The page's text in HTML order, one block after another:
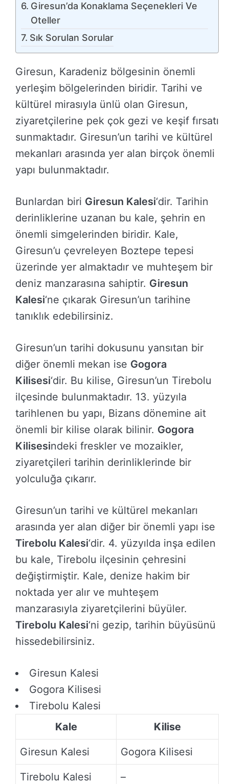
Giresun’da Konaklama Seçenekleri Ve
Oteller
Sık Sorulan Sorular
Giresun, Karadeniz bölgesinin önemli
yerleşim bölgelerinden biridir. Tarihi ve
kültürel mirasıyla ünlü olan Giresun,
ziyaretçilerine pek çok gezi ve keşif fırsatı
sunmaktadır. Giresun’un tarihi ve kültürel
mekanları arasında yer alan birçok önemli
yapı bulunmaktadır.
Bunlardan biri Giresun Kalesi‘dir. Tarihin
derinliklerine uzanan bu kale, şehrin en
önemli simgelerinden biridir. Kale,
Giresun’u çevreleyen Boztepe tepesi
üzerinde yer almaktadır ve muhteşem bir
deniz manzarasına sahiptir. Giresun
Kalesi‘ne çıkarak Giresun’un tarihine
tanıklık edebilirsiniz.
Giresun’un tarihi dokusunu yansıtan bir
diğer önemli mekan ise Gogora
Kilisesi‘dir. Bu kilise, Giresun’un Tirebolu
ilçesinde bulunmaktadır. 13. yüzyıla
tarihlenen bu yapı, Bizans dönemine ait
önemli bir kilise olarak bilinir. Gogora
Kilisesindeki freskler ve mozaikler,
ziyaretçileri tarihin derinliklerinde bir
yolculuğa çıkarır.
Giresun’un tarihi ve kültürel mekanları
arasında yer alan diğer bir önemli yapı ise
Tirebolu Kalesi‘dir. 4. yüzyılda inşa edilen
bu kale, Tirebolu ilçesinin çehresini
değiştirmiştir. Kale, denize hakim bir
noktada yer alır ve muhteşem
manzarasıyla ziyaretçilerini büyüler.
Tirebolu Kalesi‘ni gezip, tarihin büyüsünü
hissedebilirsiniz.
Giresun Kalesi
Gogora Kilisesi
Tirebolu Kalesi
Kale
Kilise
Giresun Kalesi Gogora Kilisesi
Tirebolu Kalesi –